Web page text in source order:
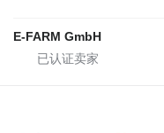
E-FARM GmbH